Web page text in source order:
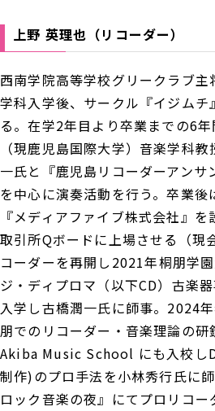
上野 英理也（リコーダー）
西南学院高等学校グリークラブ
学科入学後、サークル『イジムチ
る。在学2年目より卒業までの6
（現鹿児島国際大学）音楽学科
一氏と『鹿児島リコーダーアンサ
を中心に演奏活動を行う。卒業
『メディアファイブ株式会社』
取引所Qボードに上場させる（現
コーダーを再開し2021年桐朋学
ジ・ディプロマ（以下CD）古楽
入学し古橋潤一氏に師事。2024
朋でのリコーダー・音楽理論の
Akiba Music School にも入校し
制作)のプロ手法を小林秀行氏に
ロック音楽の夜』にてプロリコー